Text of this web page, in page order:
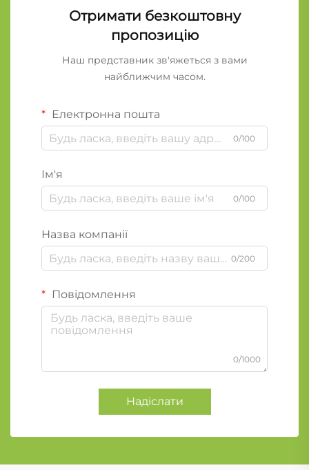
Отримати безкоштовну
пропозицію
Наш представник зв'яжеться з вами
найближчим часом.
Електронна пошта
0/100
Ім'я
0/100
Назва компанії
0/200
Повідомлення
0/1000
Надіслати